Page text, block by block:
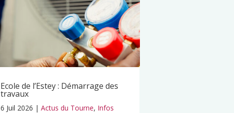
Ecole de l’Estey : Démarrage des
travaux
6 Juil 2026 |Actus du Tourne, Infos